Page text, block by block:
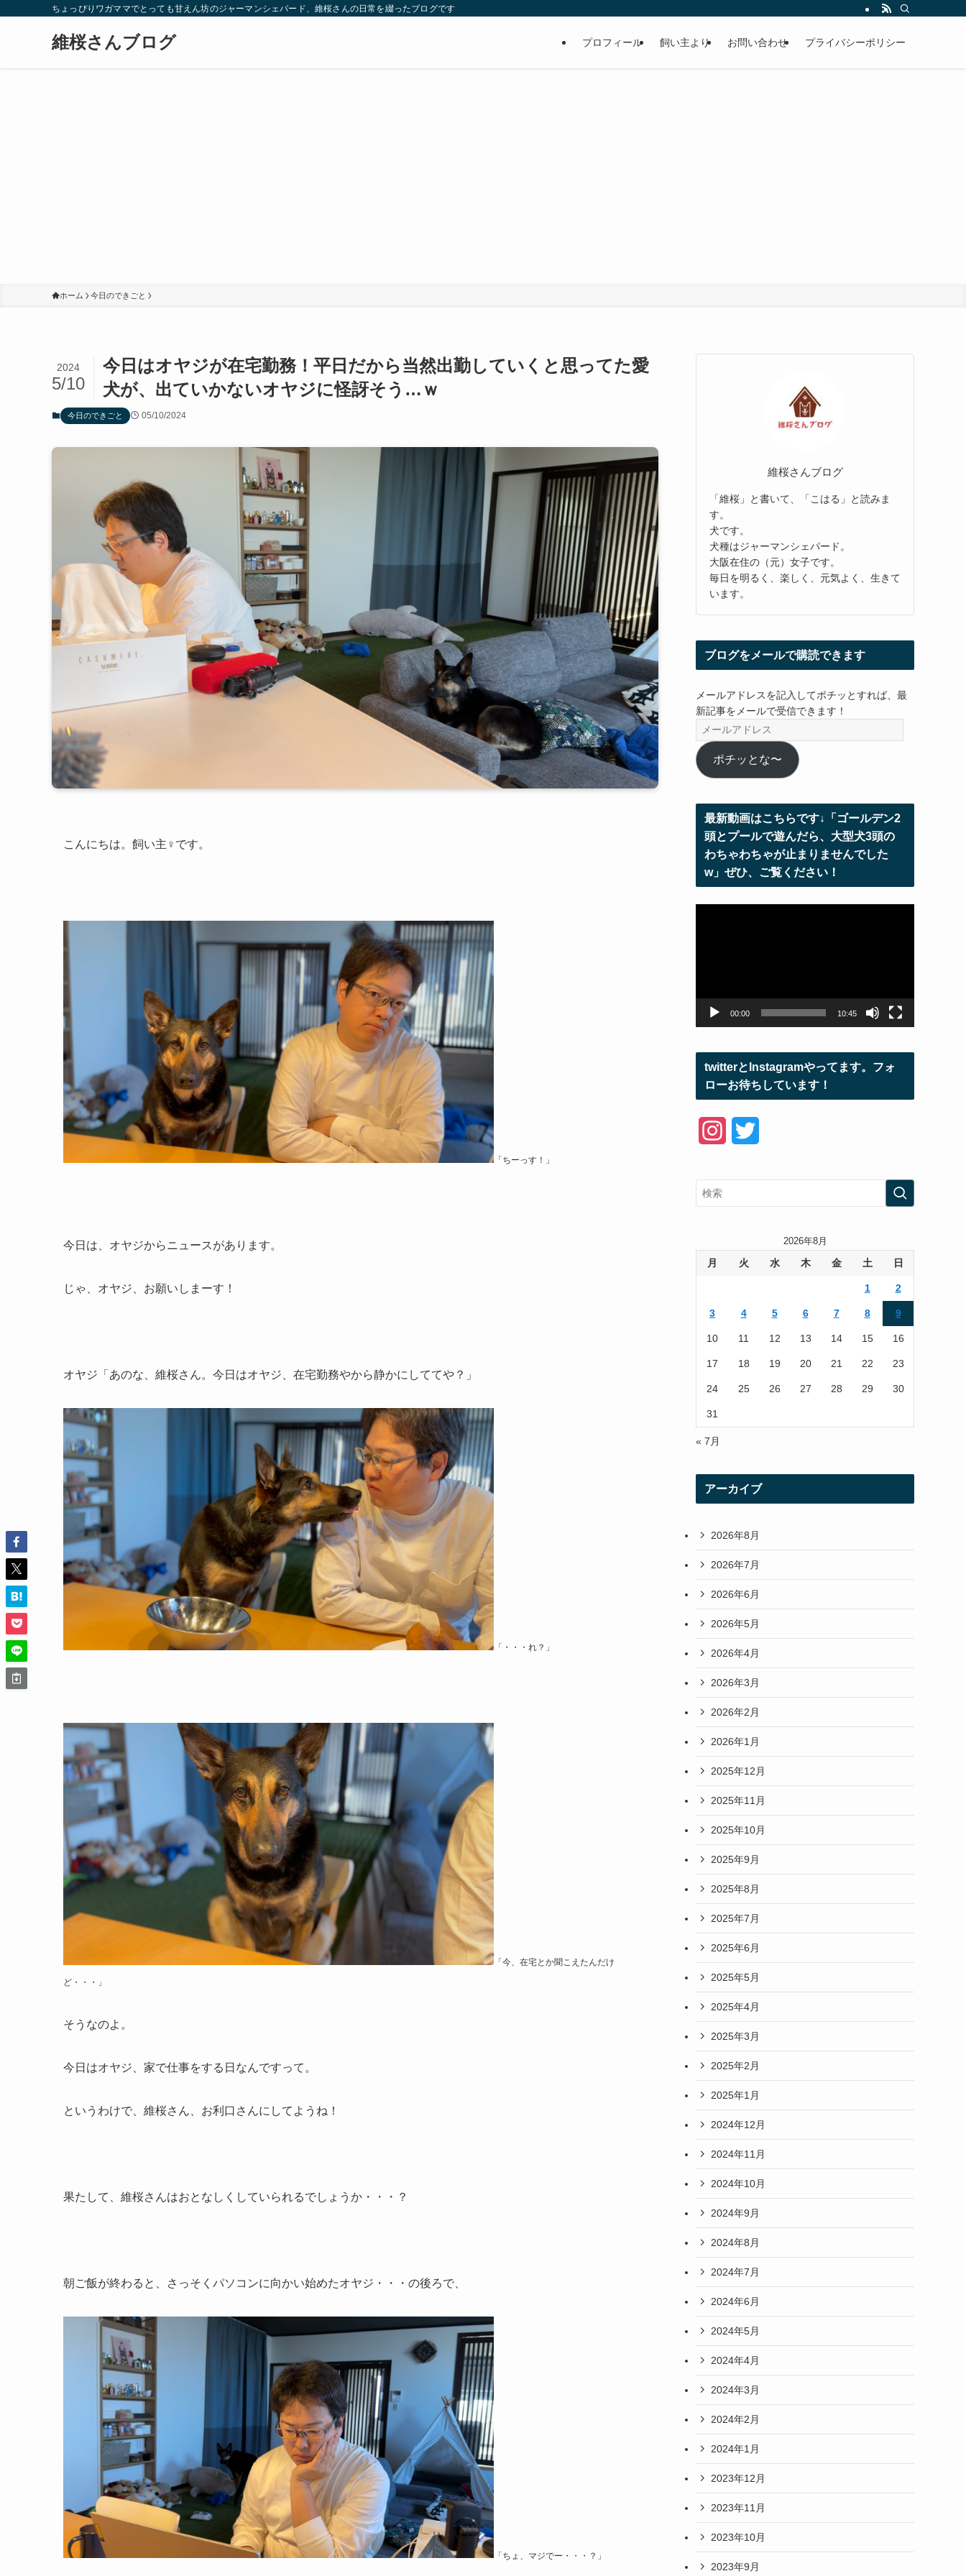
ちょっぴりワガママでとっても甘えん坊のジャーマンシェパード、維桜さんの日常を綴ったブログです
維桜さんブログ プロフィール 飼い主より お問い合わせ プライバシーポリシー
ホーム 今日のできごと
今日はオヤジが在宅勤務！平日だから当然出勤していくと思ってた愛
犬が、出ていかないオヤジに怪訝そう…ｗ
2024
5/10
今日のできごと 05/10/2024
こんにちは。飼い主♀です。
「ちーっす！」
今日は、オヤジからニュースがあります。
じゃ、オヤジ、お願いしまーす！
オヤジ「あのな、維桜さん。今日はオヤジ、在宅勤務やから静かにしててや？」
「・・・れ？」
「今、在宅とか聞こえたんだけ
ど・・・」
そうなのよ。
今日はオヤジ、家で仕事をする日なんですって。
というわけで、維桜さん、お利口さんにしてようね！
果たして、維桜さんはおとなしくしていられるでしょうか・・・？
朝ご飯が終わると、さっそくパソコンに向かい始めたオヤジ・・・の後ろで、
「ちょ、マジでー・・・？」
維桜さんブログ
「維桜」と書いて、「こはる」と読みま
す。
犬です。
犬種はジャーマンシェパード。
大阪在住の（元）女子です。
毎日を明るく、楽しく、元気よく、生きて
います。
ブログをメールで購読できます
メールアドレスを記入してポチッとすれば、最
新記事をメールで受信できます！
ー
ル
ア
レ
ス
ポチッとな〜
最新動画はこちらです↓「ゴールデン2
頭とプールで遊んだら、大型犬3頭の
わちゃわちゃが止まりませんでした
w」ぜひ、ご覧ください！
00:00 10:45
twitterとInstagramやってます。フォ
ローお待ちしています！
2026年8月
月 火 水 木 金 土 日
1 2
3 4 5 6 7 8 9
10 11 12 13 14 15 16
17 18 19 20 21 22 23
24 25 26 27 28 29 30
31
« 7月
アーカイブ
2026年8月
2026年7月
2026年6月
2026年5月
2026年4月
2026年3月
2026年2月
2026年1月
2025年12月
2025年11月
2025年10月
2025年9月
2025年8月
2025年7月
2025年6月
2025年5月
2025年4月
2025年3月
2025年2月
2025年1月
2024年12月
2024年11月
2024年10月
2024年9月
2024年8月
2024年7月
2024年6月
2024年5月
2024年4月
2024年3月
2024年2月
2024年1月
2023年12月
2023年11月
2023年10月
2023年9月